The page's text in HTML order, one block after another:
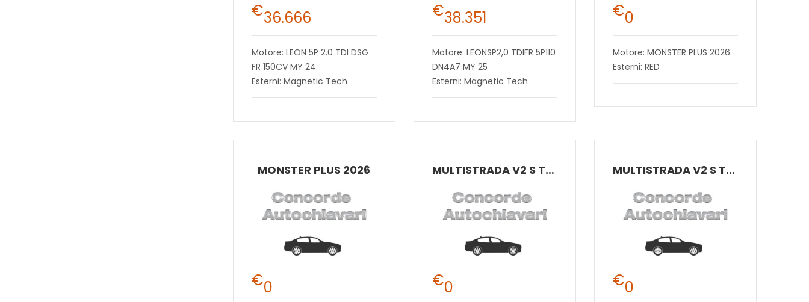
€36.666
Motore: LEON 5P 2.0 TDI DSG
FR 150CV MY 24
Esterni: Magnetic Tech
€38.351
Motore: LEONSP2,0 TDIFR 5P110
DN4A7 MY 25
Esterni: Magnetic Tech
€0
Motore: MONSTER PLUS 2026
Esterni: RED
MONSTER PLUS 2026
€0
MULTISTRADA V2 S TRAVEL
€0
MULTISTRADA V2 S TRAVEL
€0